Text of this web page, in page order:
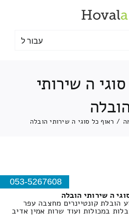
עבור ל
ה שירותי
/ ראוף כל סוגי ה שירותי הובלה
053-5267608
ה שירותי הובלה
הובלת קונטיינרים מחצבה עפר
במכולות ועוד שרות אמין אדיב